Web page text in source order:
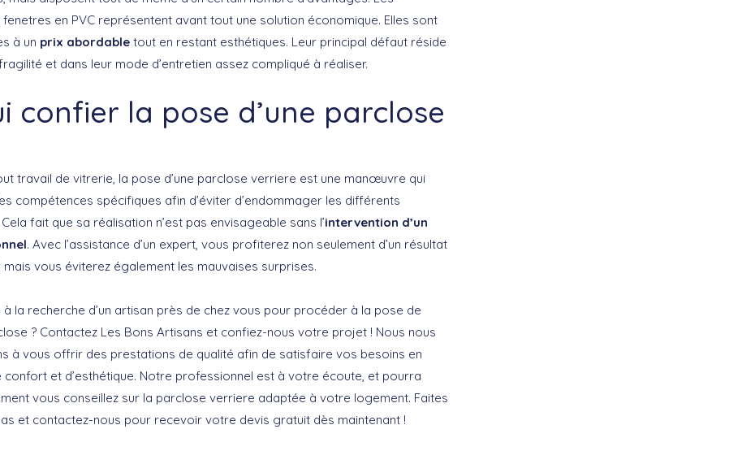
en PVC représentent avant tout une solution économique. Elles sont
à un prix abordable tout en restant esthétiques. Leur principal défaut réside
et dans leur mode d’entretien assez compliqué à réaliser.
confier la pose d’une parclose
travail de vitrerie, la pose d’une parclose verriere est une manœuvre qui
compétences spécifiques afin d’éviter d’endommager les différents
fait que sa réalisation n’est pas envisageable sans l’intervention d’un
. Avec l’assistance d’un expert, vous profiterez non seulement d’un résultat
mais vous éviterez également les mauvaises surprises.
la recherche d’un artisan près de chez vous pour procéder à la pose de
? Contactez Les Bons Artisans et confiez-nous votre projet ! Nous nous
à vous offrir des prestations de qualité afin de satisfaire vos besoins en
confort et d’esthétique. Notre professionnel est à votre écoute, et pourra
vous conseillez sur la parclose verriere adaptée à votre logement. Faites
et contactez-nous pour recevoir votre devis gratuit dès maintenant !